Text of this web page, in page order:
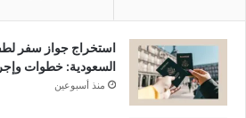
استخراج جواز سفر
السعودية: خطوات
منذ أسبوعين